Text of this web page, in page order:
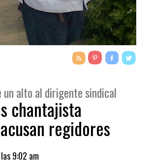
un alto al dirigente sindical
chantajista
regidores
9:02 am